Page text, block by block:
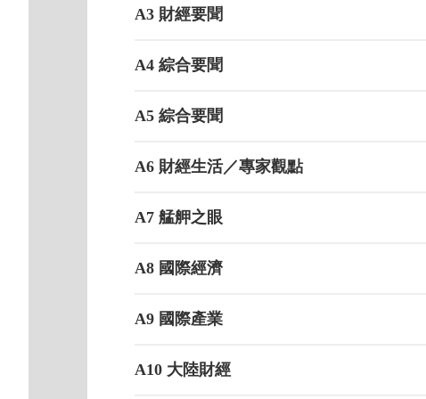
A3 財經要聞
A4 綜合要聞
A5 綜合要聞
A6 財經生活／專家觀點
A7 艋舺之眼
A8 國際經濟
A9 國際產業
A10 大陸財經